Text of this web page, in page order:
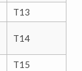
T13
T14
T15